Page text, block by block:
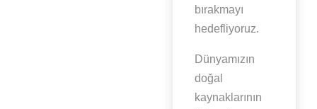
bırakmayı
hedefliyoruz.
Dünyamızın
doğal
kaynaklarının